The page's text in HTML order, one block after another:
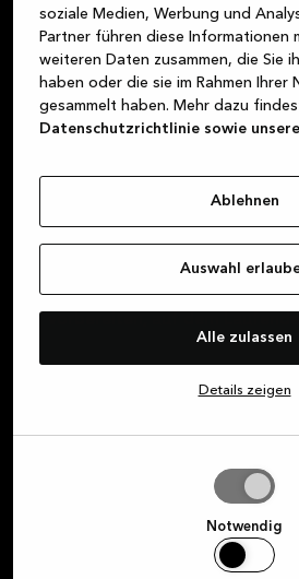
soziale Medien, Werbung und
Partner führen diese Informationen
weiteren Daten zusammen, die Sie
haben oder die sie im Rahmen Ihrer
gesammelt haben. Mehr dazu
Datenschutzrichtlinie sowie
Ablehnen
Auswahl
Alle zulassen
Details zeigen
Notwendig
Newsletter an und
Melde dich für unseren
all die coolen Aktionen, die
Hiermit stimme ich zu,